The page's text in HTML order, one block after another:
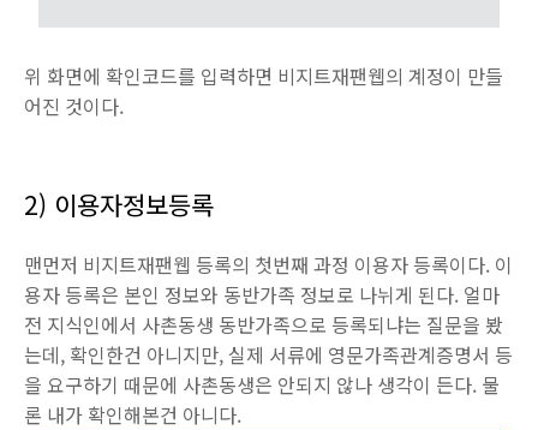
위 화면에 확인코드를 입력하면 비지트재팬웹의 계정이 만들
어진 것이다.
2) 이용자정보등록
맨먼저 비지트재팬웹 등록의 첫번째 과정 이용자 등록이다. 이
용자 등록은 본인 정보와 동반가족 정보로 나뉘게 된다. 얼마
전 지식인에서 사촌동생 동반가족으로 등록되냐는 질문을 봤
는데, 확인한건 아니지만, 실제 서류에 영문가족관계증명서 등
을 요구하기 때문에 사촌동생은 안되지 않나 생각이 든다. 물
론 내가 확인해본건 아니다.